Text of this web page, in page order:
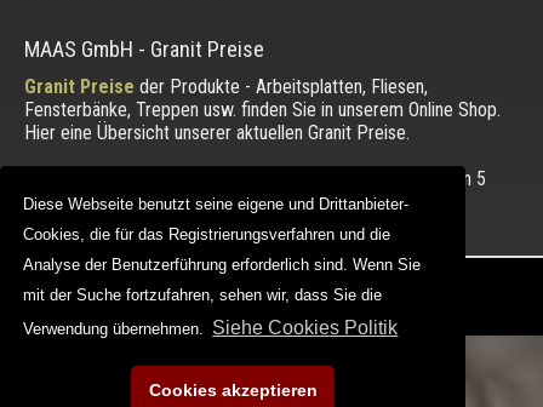
Diese Webseite benutzt seine eigene und Drittanbieter-
Cookies, die für das Registrierungsverfahren und die
Analyse der Benutzerführung erforderlich sind. Wenn Sie
mit der Suche fortzufahren, sehen wir, dass Sie die
Verwendung übernehmen. Siehe Cookies Politik
Cookies akzeptieren
Diese Webseite benutzt seine eigene und Drittanbieter-
Cookies, die für das Registrierungsverfahren und die
Analyse der Benutzerführung erforderlich sind. Wenn Sie
mit der Suche fortzufahren, sehen wir, dass Sie die
Verwendung übernehmen. Siehe Cookies Politik
Cookies akzeptieren
MAAS GmbH - Granit Preise
Granit Preise der Produkte - Arbeitsplatten, Fliesen,
Fensterbänke, Treppen usw. finden Sie in unserem Online Shop.
Hier eine Übersicht unserer aktuellen Granit Preise.
Die Bewertung unserer Kunden mit einem Durchschnitt von 5
von 5 Punkten.
Copyright © 2012 - 2026 |
Web Design |MAAG-Projekt